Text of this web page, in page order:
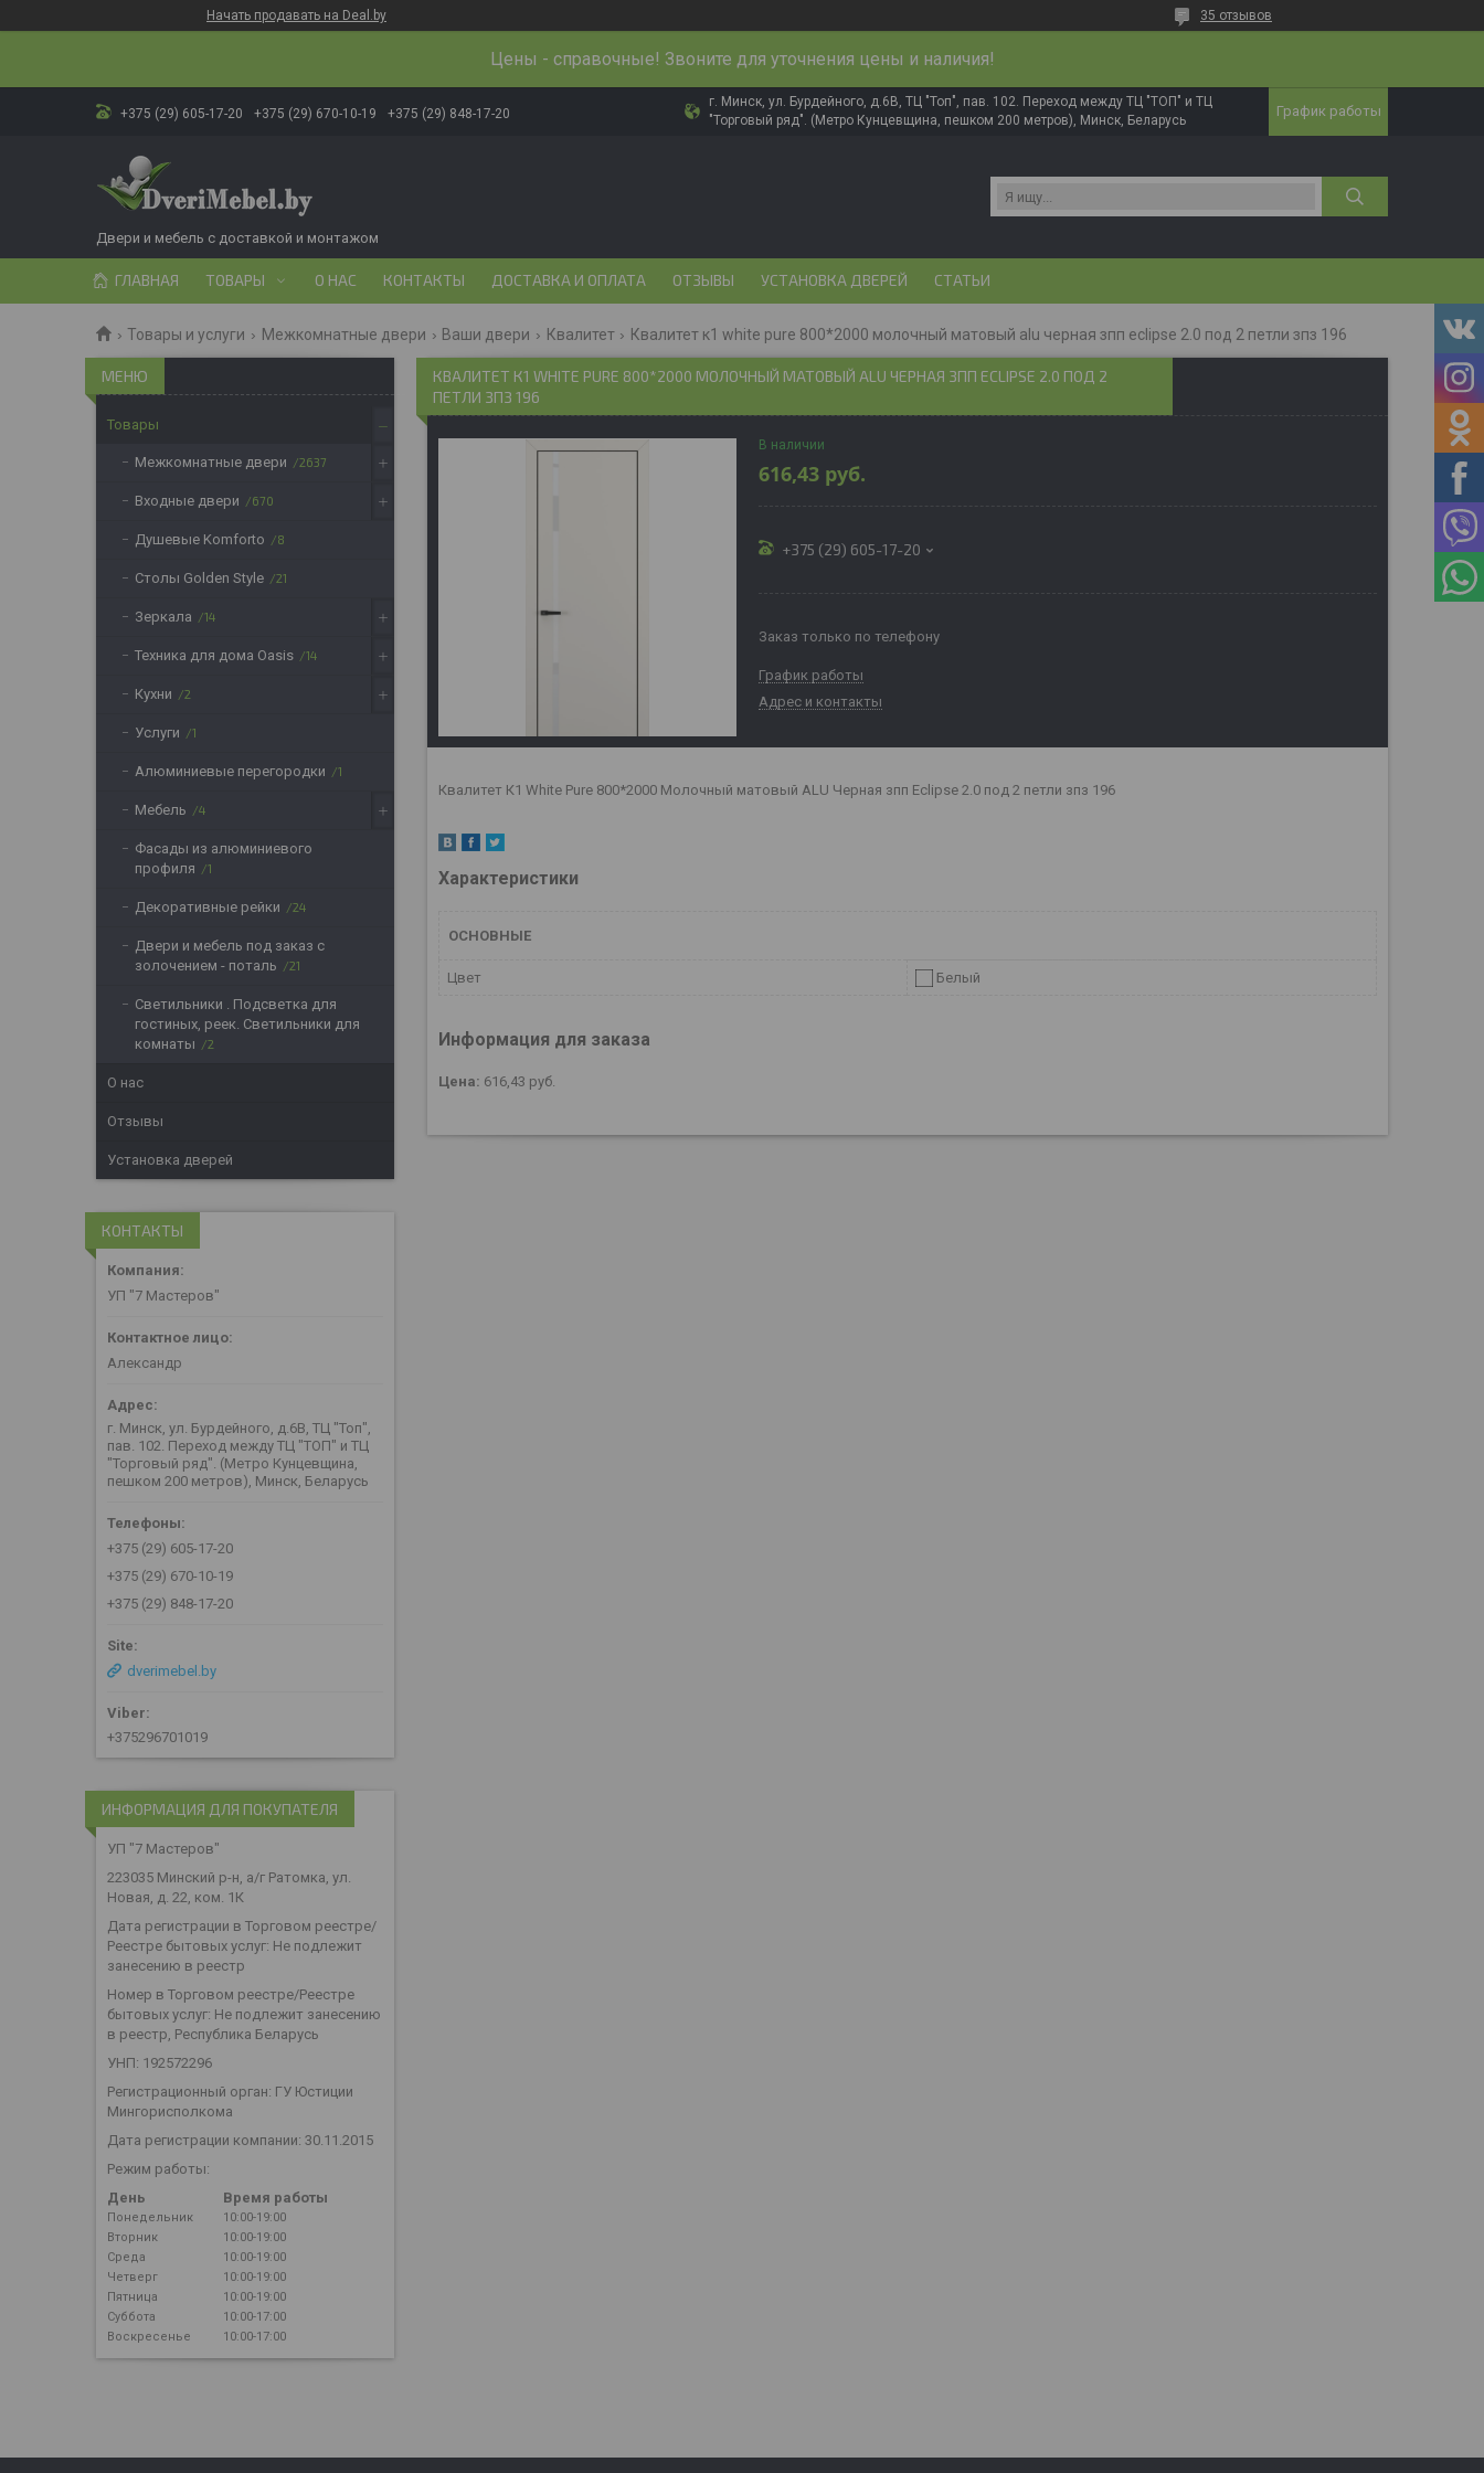
Начать продавать на Deal.by 35 отзывов
Цены - справочные! Звоните для уточнения цены и наличия!
+375 (29) 605-17-20 +375 (29) 670-10-19 +375 (29) 848-17-20
г. Минск, ул. Бурдейного, д.6В, ТЦ "Топ", пав. 102. Переход между ТЦ "ТОП" и ТЦ
"Торговый ряд". (Метро Кунцевщина, пешком 200 метров), Минск, Беларусь
График работы
Двери и мебель с доставкой и монтажом
ГЛАВНАЯ ТОВАРЫ О НАС КОНТАКТЫ ДОСТАВКА И ОПЛАТА ОТЗЫВЫ УСТАНОВКА ДВЕРЕЙ СТАТЬИ
Товары и услуги Межкомнатные двери Ваши двери Квалитет Квалитет к1 white pure 800*2000 молочный матовый alu черная зпп eclipse 2.0 под 2 петли зпз 196
КВАЛИТЕТ К1 WHITE PURE 800*2000 МОЛОЧНЫЙ МАТОВЫЙ ALU ЧЕРНАЯ ЗПП ECLIPSE 2.0 ПОД 2
ПЕТЛИ ЗПЗ 196
В наличии
616,43 руб.
+375 (29) 605-17-20
Заказ только по телефону
График работы
Адрес и контакты
Квалитет К1 White Pure 800*2000 Молочный матовый ALU Черная зпп Eclipse 2.0 под 2 петли зпз 196
Характеристики
ОСНОВНЫЕ
Цвет Белый
Информация для заказа
Цена: 616,43 руб.
Товары
Межкомнатные двери 2637
Входные двери 670
Душевые Komforto 8
Столы Golden Style 21
Зеркала 14
Техника для дома Oasis 14
Кухни 2
Услуги 1
Алюминиевые перегородки 1
Мебель 4
Фасады из алюминиевого
профиля
1
Декоративные рейки 24
Двери и мебель под заказ с
золочением - поталь
21
Светильники . Подсветка для
гостиных, реек. Светильники для
комнаты
2
О нас
Отзывы
Установка дверей
КОНТАКТЫ
УП "7 Мастеров"
Александр
г. Минск, ул. Бурдейного, д.6В, ТЦ "Топ",
пав. 102. Переход между ТЦ "ТОП" и ТЦ
"Торговый ряд". (Метро Кунцевщина,
пешком 200 метров), Минск, Беларусь
+375 (29) 605-17-20
+375 (29) 670-10-19
+375 (29) 848-17-20
dverimebel.by
+375296701019
ИНФОРМАЦИЯ ДЛЯ ПОКУПАТЕЛЯ
УП "7 Мастеров"
223035 Минский р-н, а/г Ратомка, ул.
Новая, д. 22, ком. 1К
Дата регистрации в Торговом реестре/
Реестре бытовых услуг: Не подлежит
занесению в реестр
Номер в Торговом реестре/Реестре
бытовых услуг: Не подлежит занесению
в реестр, Республика Беларусь
УНП: 192572296
Регистрационный орган: ГУ Юстиции
Мингорисполкома
Дата регистрации компании: 30.11.2015
Режим работы:
День
Время работы
Понедельник
10:00-19:00
Вторник
10:00-19:00
Среда
10:00-19:00
Четверг
10:00-19:00
Пятница
10:00-19:00
Суббота
10:00-17:00
Воскресенье
10:00-17:00